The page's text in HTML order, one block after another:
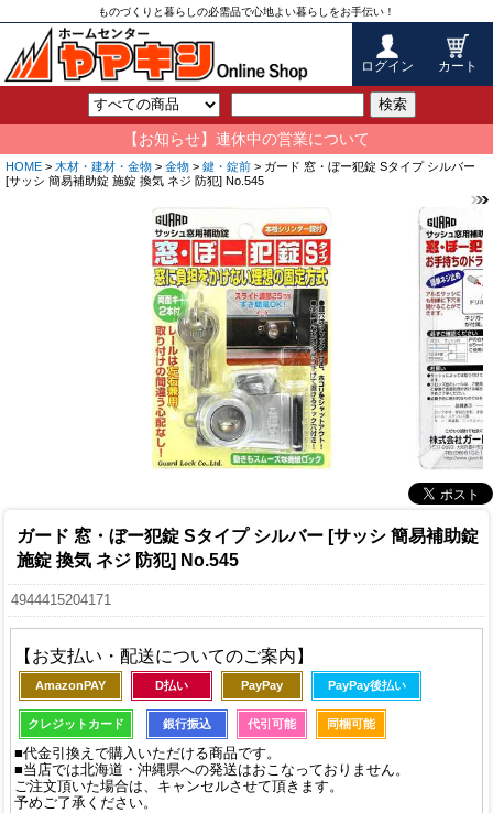
ものづくりと暮らしの必需品で心地よい暮らしをお手伝い！
ログイン カート
検索
【お知らせ】連休中の営業について
HOME > 木材・建材・金物 > 金物 > 鍵・錠前 > ガード 窓・ぼー犯錠 Sタイプ シルバー
[サッシ 簡易補助錠 施錠 換気 ネジ 防犯] No.545
ガード 窓・ぼー犯錠 Sタイプ シルバー [サッシ 簡易補助錠
施錠 換気 ネジ 防犯] No.545
4944415204171
【お支払い・配送についてのご案内】
AmazonPAY D払い PayPay PayPay後払い
クレジットカード 銀行振込 代引可能 同梱可能
■代金引換えで購入いただける商品です。
■当店では北海道・沖縄県への発送はおこなっておりません。
ご注文頂いた場合は、キャンセルさせて頂きます。
予めご了承ください。